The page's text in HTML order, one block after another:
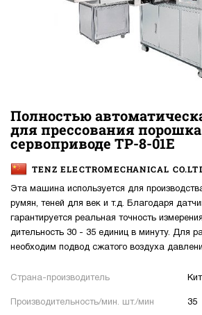
Полностью
для прессования
сервоприводе TP-8-01E
TENZ ELECTROMECHANICAL
Эта машина используется для
румян, теней для век и т.д. Благодаря
гарантируется реальная точность
дительность 30 - 35 единиц в минуту. Для
необходим подвод сжатого воздуха
Страна-производитель
Производительность/мин. шт./мин 35